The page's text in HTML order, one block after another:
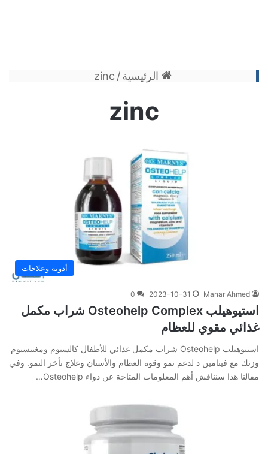
الرئيسية /
zinc
zinc
أدوية وعلاجات
Manar Ahmed
2023-10-31
0
استيوهيلب Osteohelp Complex شراب مكمل
غذائي مقوي للعظام
استيوهيلب Osteohelp شراب مكمل غذائي للأطفال كالسيوم ومغنيسيوم
وزنك مع فيتامين د لدعم نمو وقوة العظام والأسنان وعلاج تأخر النمو. وفي‌
‌مقالنا‌ ‌هذا‌ ‌سنناقش‌ ‌أهم‌ ‌المعلومات‌ ‌المتاحة‌ ‌عن‌ دواء Osteohelp…